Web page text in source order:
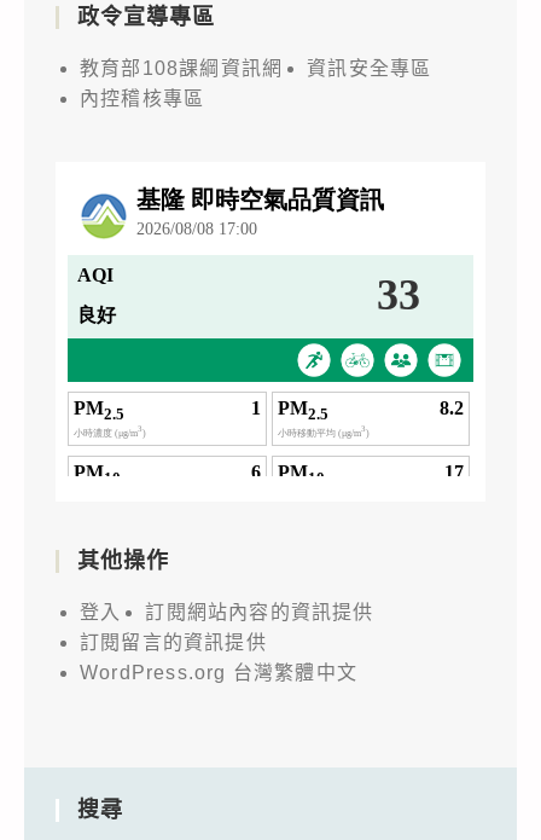
政令宣導專區
教育部108課綱資訊網
資訊安全專區
內控稽核專區
其他操作
登入
訂閱網站內容的資訊提供
訂閱留言的資訊提供
WordPress.org 台灣繁體中文
搜尋